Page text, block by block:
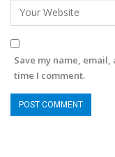
Save my name,
time I comment.